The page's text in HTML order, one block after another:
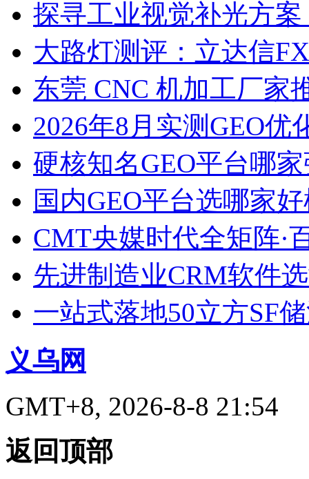
探寻工业视觉补光方
大路灯测评：立达信
东莞 CNC 机加工厂家
2026年8月实测GEO优
硬核知名GEO平台哪
国内GEO平台选哪家
CMT央媒时代全矩阵·
先进制造业CRM软件
一站式落地50立方SF
义乌网
GMT+8, 2026-8-8 21:54
返回顶部